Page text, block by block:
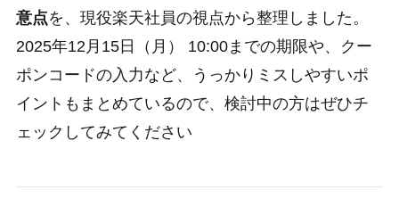
意点を、現役楽天社員の視点から整理しました。
2025年12月15日（月） 10:00までの期限や、クー
ポンコードの入力など、うっかりミスしやすいポ
イントもまとめているので、検討中の方はぜひチ
ェックしてみてください